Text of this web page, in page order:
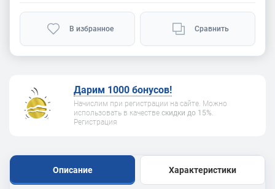
В избранное Сравнить
Дарим 1000 бонусов!
Начислим при регистрации на сайте. Можно
использовать в качестве скидки до 15%.
Регистрация
Описание Характеристики